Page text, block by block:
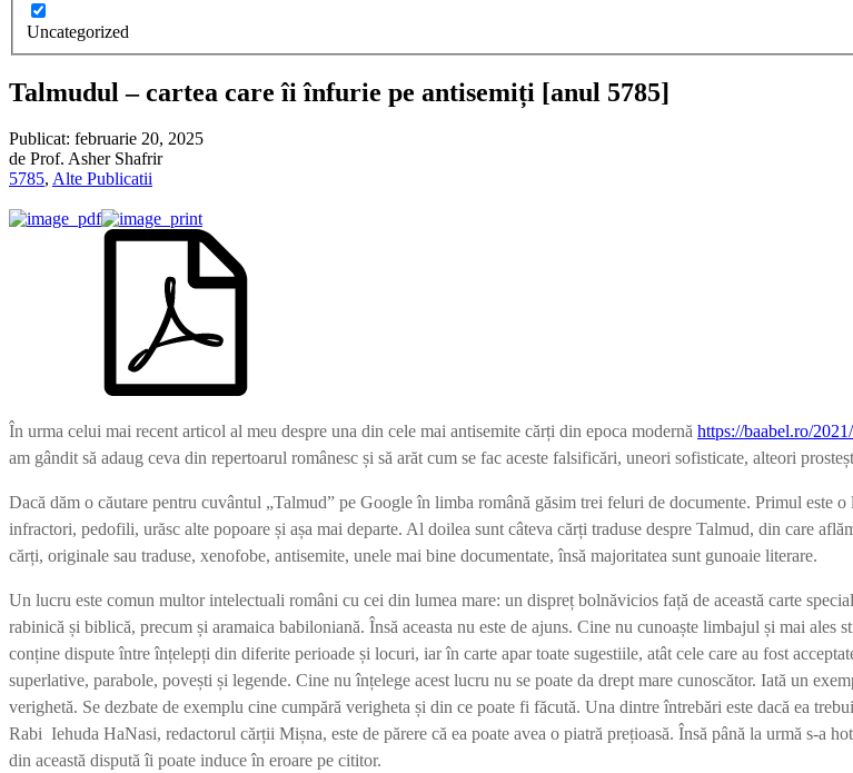
Uncategorized
Talmudul – cartea care îi înfurie pe antisemiți [anul 5785]
Publicat: februarie 20, 2025
de Prof. Asher Shafrir
5785, Alte Publicatii
În urma celui mai recent articol al meu despre una din cele mai antisemite cărți din epoca modernă https://baabel.ro/
am gândit să adaug ceva din repertoarul românesc și să arăt cum se fac aceste falsificări, uneori sofisticate, alteori
Dacă dăm o căutare pentru cuvântul „Talmud” pe Google în limba română găsim trei feluri de documente. Primul este
infractori, pedofili, urăsc alte popoare și așa mai departe. Al doilea sunt câteva cărți traduse despre Talmud, din care
cărți, originale sau traduse, xenofobe, antisemite, unele mai bine documentate, însă majoritatea sunt gunoaie literare.
Un lucru este comun multor intelectuali români cu cei din lumea mare: un dispreț bolnăvicios față de această carte
rabinică și biblică, precum și aramaica babiloniană. Însă aceasta nu este de ajuns. Cine nu cunoaște limbajul și mai
conține dispute între înțelepți din diferite perioade și locuri, iar în carte apar toate sugestiile, atât cele care au fost
superlative, parabole, povești și legende. Cine nu înțelege acest lucru nu se poate da drept mare cunoscător. Iată un
verighetă. Se dezbate de exemplu cine cumpără verigheta și din ce poate fi făcută. Una dintre întrebări este dacă ea
Rabi Iehuda HaNasi, redactorul cărții Mișna, este de părere că ea poate avea o piatră prețioasă. Însă până la urmă s-a
din această dispută îi poate induce în eroare pe cititor.